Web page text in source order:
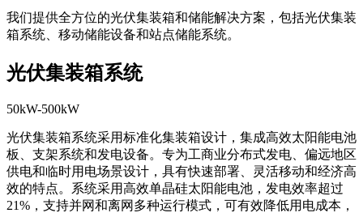
我们提供全方位的光伏集装箱和储能解决方案，包括光伏集装
箱系统、移动储能设备和站点储能系统。
光伏集装箱系统
50kW-500kW
光伏集装箱系统采用标准化集装箱设计，集成高效太阳能电池
板、支架系统和发电设备。专为工商业分布式发电、偏远地区
供电和临时用电场景设计，具有快速部署、灵活移动和经济高
效的特点。系统采用高效单晶硅太阳能电池，发电效率超过
21%，支持并网和离网多种运行模式，可有效降低用电成本，